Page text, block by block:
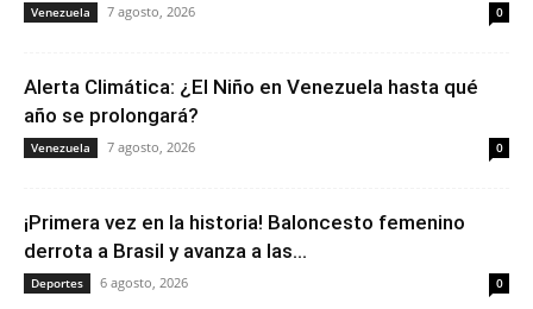
Venezuela 7 agosto, 2026 0
Alerta Climática: ¿El Niño en Venezuela hasta qué
año se prolongará?
Venezuela 7 agosto, 2026 0
¡Primera vez en la historia! Baloncesto femenino
derrota a Brasil y avanza a las...
Deportes 6 agosto, 2026 0